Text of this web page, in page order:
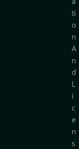
ti
o
n
A
n
d
L
i
c
e
n
s